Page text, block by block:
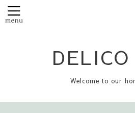
Welcome to our